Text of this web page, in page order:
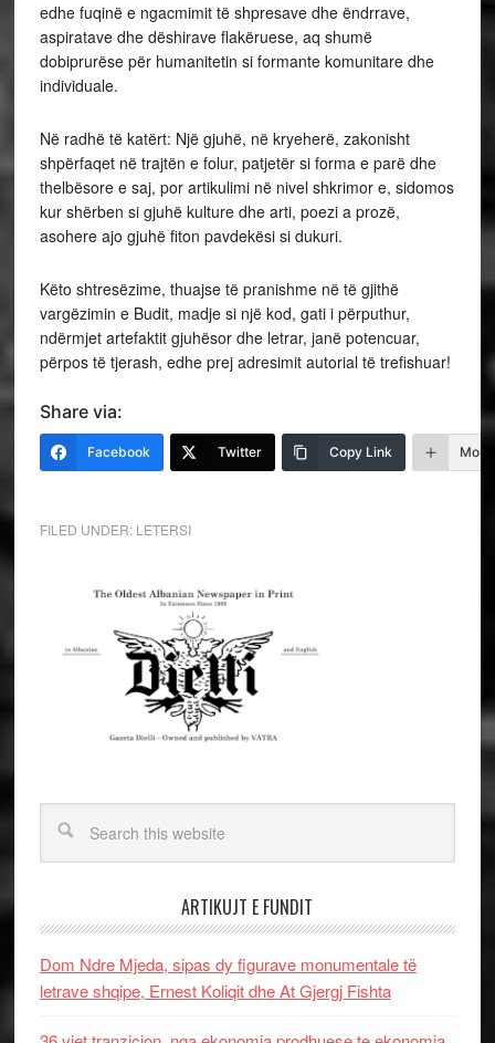
edhe fuqinë e ngacmimit të shpresave dhe ëndrrave,
aspiratave dhe dëshirave flakëruese, aq shumë
dobiprurëse për humanitetin si formante komunitare dhe
individuale.
Në radhë të katërt: Një gjuhë, në kryeherë, zakonisht
shpërfaqet në trajtën e folur, patjetër si forma e parë dhe
thelbësore e saj, por artikulimi në nivel shkrimor e, sidomos
kur shërben si gjuhë kulture dhe arti, poezi a prozë,
asohere ajo gjuhë fiton pavdekësi si dukuri.
Këto shtresëzime, thuajse të pranishme në të gjithë
vargëzimin e Budit, madje si një kod, gati i përputhur,
ndërmjet artefaktit gjuhësor dhe letrar, janë potencuar,
përpos të tjerash, edhe prej adresimit autorial të trefishuar!
Share via:
Facebook Twitter Copy Link More
FILED UNDER: LETERSI
ARTIKUJT E FUNDIT
Dom Ndre Mjeda, sipas dy figurave monumentale të
letrave shqipe, Ernest Koliqit dhe At Gjergj Fishta